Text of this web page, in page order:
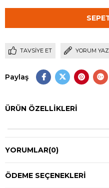
TAVSIYE ET YORUM YAZ
Paylaş
ÜRÜN ÖZELLIKLERI
YORUMLAR(0)
ÖDEME SEÇENEKLERI